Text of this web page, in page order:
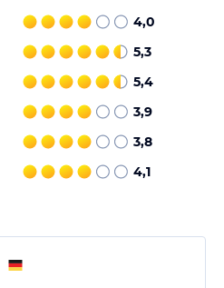
4,0
5,3
5,4
3,9
3,8
4,1